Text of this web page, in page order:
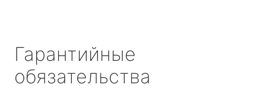
Гарантийные
обязательства